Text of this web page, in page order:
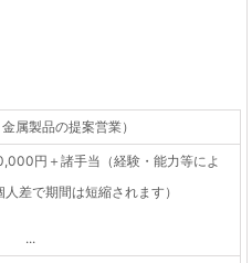
属製品の提案営業）
円＋諸手当（経験・能力等によ
差で期間は短縮されます）